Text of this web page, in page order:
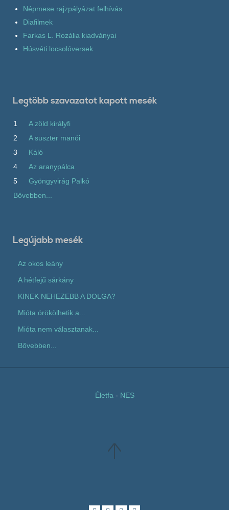
Népmese rajzpályázat felhívás
Diafilmek
Farkas L. Rozália kiadványai
Húsvéti locsolóversek
Legtöbb szavazatot kapott mesék
1
A zöld királyfi
2
A suszter manói
3
Káló
4
Az aranypálca
5
Gyöngyvirág Palkó
Bővebben...
Legújabb mesék
Az okos leány
A hétfejű sárkány
KINEK NEHEZEBB A DOLGA?
Mióta örökölhetik a...
Mióta nem választanak...
Bővebben...
Életfa - NES